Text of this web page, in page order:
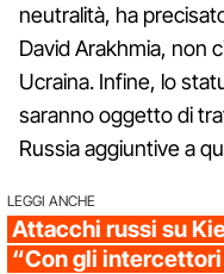
neutralità, ha
David Arakhmia, non
Ucraina. Infine, lo
saranno oggetto di
Russia aggiuntive a
LEGGI ANCHE
Attacchi russi su
“Con gli